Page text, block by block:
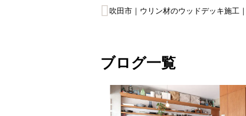
投
ナ
ビ
吹田市｜ウリン材のウッドデッキ施工
ブログ一覧